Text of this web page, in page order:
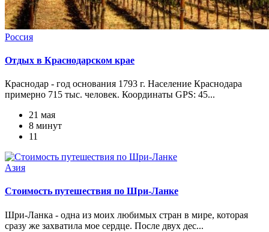
Россия
Отдых в Краснодарском крае
Краснодар - год основания 1793 г. Население Краснодара
примерно 715 тыс. человек. Координаты GPS: 45...
21 мая
8 минут
11
Азия
Стоимость путешествия по Шри-Ланке
Шри-Ланка - одна из моих любимых стран в мире, которая
сразу же захватила мое сердце. После двух дес...